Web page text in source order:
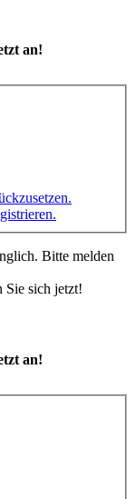
an!
Bitte melden
Sie sich jetzt!
an!